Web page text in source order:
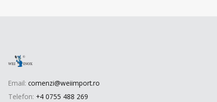
Email: comenzi@weiimport.ro
Telefon: +4 0755 488 269